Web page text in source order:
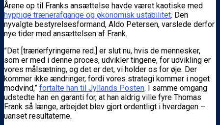
Årene op til Franks ansættelse havde været kaotiske med
hyppige trænerafgange og økonomisk ustabilitet. Den
nyvalgte bestyrelsesformand, Aldo Petersen, varslede derfor
nye tider med ansættelsen af Frank.
”Det [trænerfyringerne red.] er slut nu, hvis de mennesker,
som er med i denne proces, udvikler tingene, for udvikling er
vores målsætning, og det er det, vi holder os for øje. Der
kommer ikke ændringer, fordi vores strategi kommer i noget
modvind,” fortalte han til Jyllands Posten. I samme omgang
udstedte han en garanti for, at han aldrig ville fyre Thomas
Frank så længe, arbejdet blev gjort ordentligt i hverdagen –
uanset resultaterne.